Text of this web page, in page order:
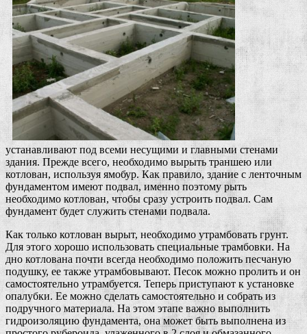
устанавливают под всеми несущими и главными стенами
здания. Прежде всего, необходимо вырыть траншею или
котлован, используя ямобур. Как правило, здание с ленточным
фундаментом имеют подвал, именно поэтому рыть
необходимо котлован, чтобы сразу устроить подвал. Сам
фундамент будет служить стенами подвала.
Как только котлован вырыт, необходимо утрамбовать грунт.
Для этого хорошо использовать специальные трамбовки. На
дно котлована почти всегда необходимо положить песчаную
подушку, ее также утрамбовывают. Песок можно пролить и он
самостоятельно утрамбуется. Теперь приступают к установке
опалубки. Ее можно сделать самостоятельно и собрать из
подручного материала. На этом этапе важно выполнить
гидроизоляцию фундамента, она может быть выполнена из